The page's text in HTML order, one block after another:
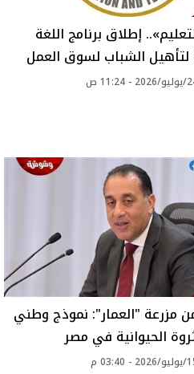
إطلاق برنامج اللغة
لتأهيل الشباب لسوق العمل
مزرعة "العمار": نموذج وطني
الحيوانية في مصر